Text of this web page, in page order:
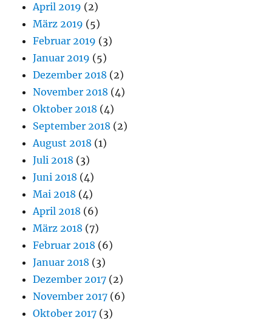
April 2019 (2)
März 2019 (5)
Februar 2019 (3)
Januar 2019 (5)
Dezember 2018 (2)
November 2018 (4)
Oktober 2018 (4)
September 2018 (2)
August 2018 (1)
Juli 2018 (3)
Juni 2018 (4)
Mai 2018 (4)
April 2018 (6)
März 2018 (7)
Februar 2018 (6)
Januar 2018 (3)
Dezember 2017 (2)
November 2017 (6)
Oktober 2017 (3)